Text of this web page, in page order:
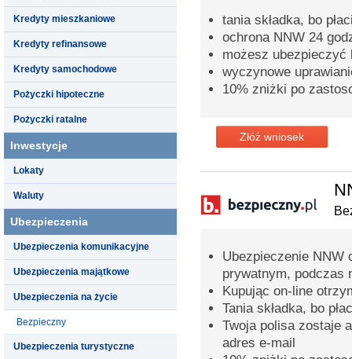
Kredyty mieszkaniowe
Kredyty refinansowe
Kredyty samochodowe
Pożyczki hipoteczne
Pożyczki ratalne
Inwestycje
Lokaty
Waluty
Ubezpieczenia
Ubezpieczenia komunikacyjne
Ubezpieczenia majątkowe
Ubezpieczenia na życie
Bezpieczny
Ubezpieczenia turystyczne
tania składka, bo
ochrona NNW 24
możesz ubezpieczyć
wyczynowe
10% zniżki po
Złóż wniosek
Ubezpieczenie NNW
prywatnym, podczas
Kupując on-line
Tania składka, bo
Twoja polisa zostaje
adres e-mail